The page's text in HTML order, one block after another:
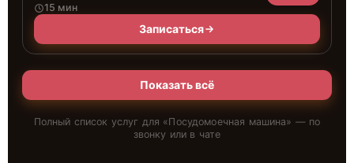
15 мин
Записаться
Показать всё
Полный список услуг для «Посудомоечная машина» — по
звонку или в чате